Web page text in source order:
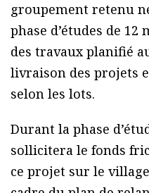
groupement retenu
phase d’études de
des travaux planifié
livraison des projets
selon les lots.
Durant la phase
sollicitera le fonds
ce projet sur le